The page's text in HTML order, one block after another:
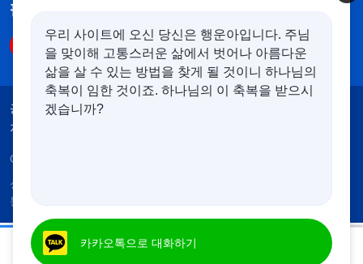
팔로우하기
공지 이용약관
저작권 명시
Copyright © 2026
성경은 개역한글에서 인용하였습니다. 이 사이트에는 부
분적으로 다음체를 사용하였습니다.
우리 사이트에 오신 당신은 행운아입니다. 주님
을 맞이해 고통스러운 삶에서 벗어나 아름다운
삶을 살 수 있는 방법을 찾게 될 것이니 하나님의
축복이 임한 것이죠. 하나님의 이 축복을 받으시
겠습니까?
카카오톡으로 대화하기